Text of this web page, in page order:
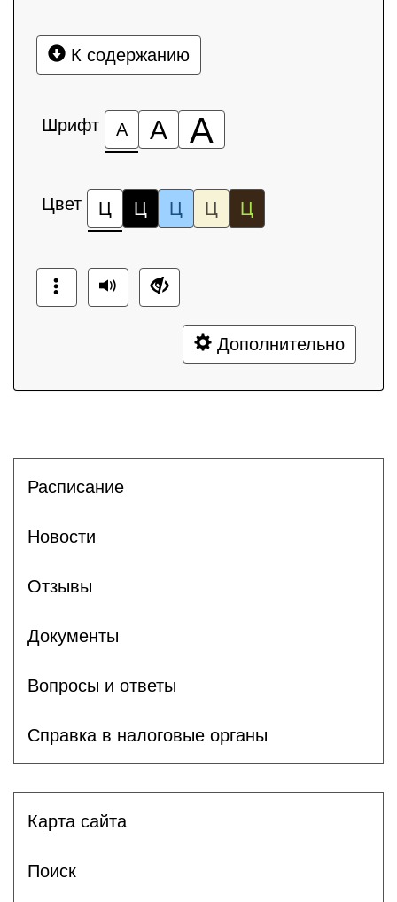
К содержанию
Шрифт А А А
Цвет Ц Ц Ц Ц Ц
Дополнительно
Расписание
Новости
Отзывы
Документы
Вопросы и ответы
Справка в налоговые органы
Карта сайта
Поиск